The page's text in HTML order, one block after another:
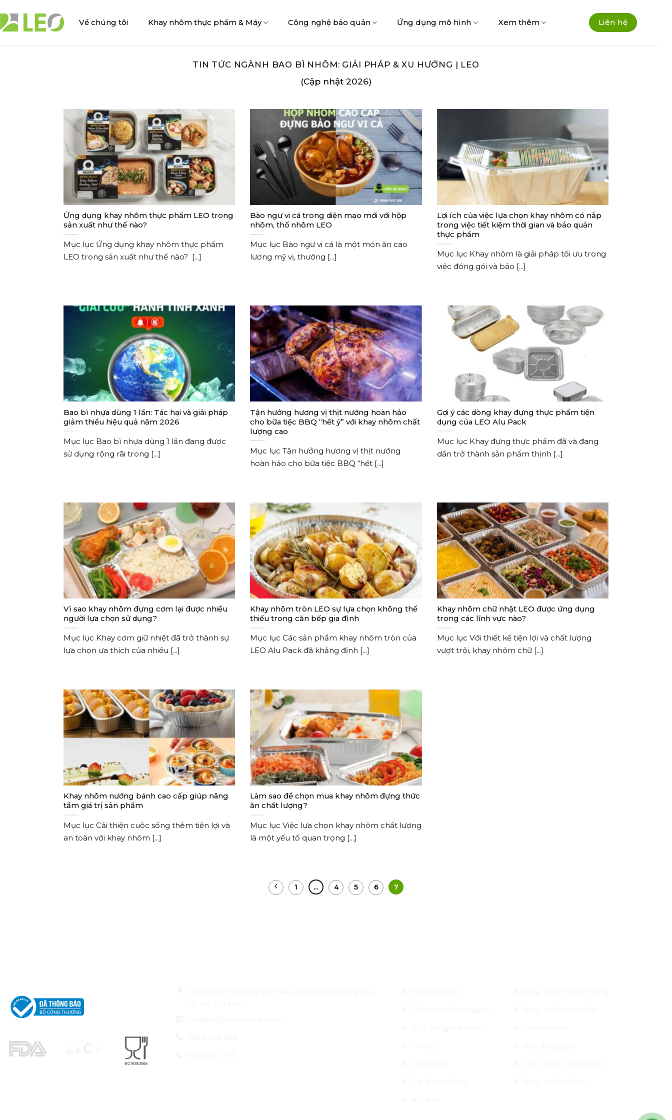
qua
nội
Về chúng tôi Khay nhôm thực phẩm & Máy Công nghệ bảo quản Ứng dụng mô hình Xem thêm Liên hệ
TIN TỨC NGÀNH BAO BÌ NHÔM: GIẢI PHÁP & XU HƯỚNG | LEO
(Cập nhật 2026)
Ứng dụng khay nhôm thực phẩm LEO trong
sản xuất như thế nào?
Mục lục Ứng dụng khay nhôm thực phẩm
LEO trong sản xuất như thế nào? [...]
Bào ngư vi cá trong diện mạo mới với hộp
nhôm, thố nhôm LEO
Mục lục Bào ngư vi cá là một món ăn cao
lương mỹ vị, thường [...]
Lợi ích của việc lựa chọn khay nhôm có nắp
trong việc tiết kiệm thời gian và bảo quản
thực phẩm
Mục lục Khay nhôm là giải pháp tối ưu trong
việc đóng gói và bảo [...]
Bao bì nhựa dùng 1 lần: Tác hại và giải pháp
giảm thiểu hiệu quả năm 2026
Mục lục Bao bì nhựa dùng 1 lần đang được
sử dụng rộng rãi trong [...]
Tận hưởng hương vị thịt nướng hoàn hảo
cho bữa tiệc BBQ “hết ý” với khay nhôm chất
lượng cao
Mục lục Tận hưởng hương vị thịt nướng
hoàn hảo cho bữa tiệc BBQ “hết [...]
Gợi ý các dòng khay đựng thực phẩm tiện
dụng của LEO Alu Pack
Mục lục Khay đựng thực phẩm đã và đang
dần trở thành sản phẩm thịnh [...]
Vì sao khay nhôm đựng cơm lại được nhiều
người lựa chọn sử dụng?
Mục lục Khay cơm giữ nhiệt đã trở thành sự
lựa chọn ưa thích của nhiều [...]
Khay nhôm tròn LEO sự lựa chọn không thể
thiếu trong căn bếp gia đình
Mục lục Các sản phẩm khay nhôm tròn của
LEO Alu Pack đã khẳng định [...]
Khay nhôm chữ nhật LEO được ứng dụng
trong các lĩnh vực nào?
Mục lục Với thiết kế tiện lợi và chất lượng
vượt trội, khay nhôm chữ [...]
Khay nhôm nướng bánh cao cấp giúp nâng
tầm giá trị sản phẩm
Mục lục Cải thiện cuộc sống thêm tiện lợi và
an toàn với khay nhôm [...]
Làm sao để chọn mua khay nhôm đựng thức
ăn chất lượng?
Mục lục Việc lựa chọn khay nhôm chất lượng
là một yếu tố quan trọng [...]
1 … 4 5 6 7